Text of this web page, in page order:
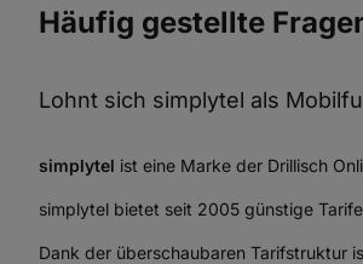
Häufig gestellte
Lohnt sich simplytel als
simplytel ist eine Marke der Drillisch
simplytel bietet seit 2005 günstige
Dank der überschaubaren Tarifstruktur